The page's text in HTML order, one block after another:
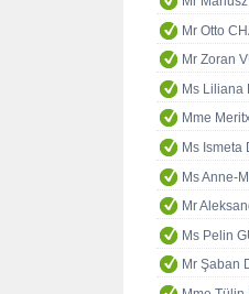
Mr Otto
Mr Zoran
Ms Liliana
Mme
Ms Ismeta
Ms Anne-
Mr
Ms Pelin
Mr Şaban